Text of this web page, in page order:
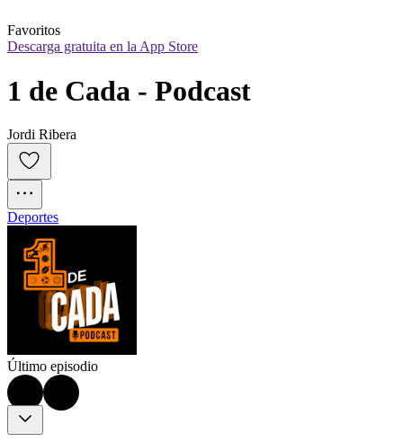
Favoritos
Descarga gratuita en la App Store
1 de Cada - Podcast
Jordi Ribera
Deportes
Último episodio